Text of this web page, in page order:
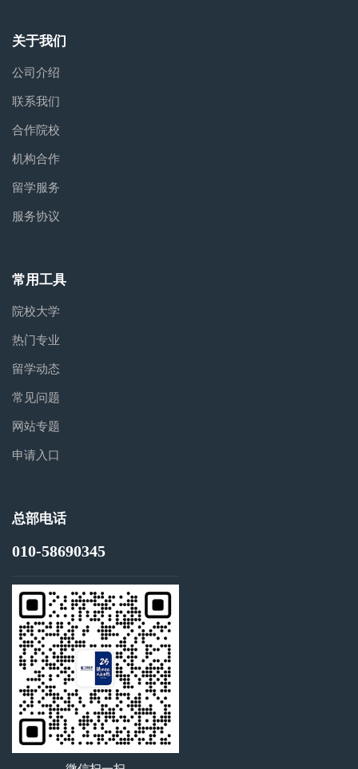
关于我们
公司介绍
联系我们
合作院校
机构合作
留学服务
服务协议
常用工具
院校大学
热门专业
留学动态
常见问题
网站专题
申请入口
总部电话
010-58690345